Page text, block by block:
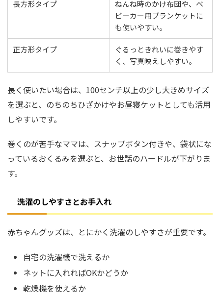
長方形タイプ
ねんね時のかけ布団や、ベ
ビーカー用ブランケットに
も使いやすい。
正方形タイプ
ぐるっときれいに巻きやす
く、写真映えしやすい。
長く使いたい場合は、100センチ以上の少し大きめサイズ
を選ぶと、のちのちひざかけやお昼寝ケットとしても活用
しやすいです。
巻くのが苦手なママは、スナップボタン付きや、袋状にな
っているおくるみを選ぶと、お世話のハードルが下がりま
す。
洗濯のしやすさとお手入れ
赤ちゃんグッズは、とにかく洗濯のしやすさが重要です。
自宅の洗濯機で洗えるか
ネットに入れればOKかどうか
乾燥機を使えるか